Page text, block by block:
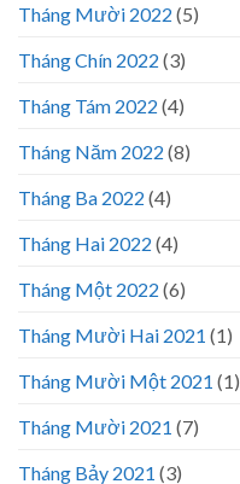
Tháng Mười 2022 (5)
Tháng Chín 2022 (3)
Tháng Tám 2022 (4)
Tháng Năm 2022 (8)
Tháng Ba 2022 (4)
Tháng Hai 2022 (4)
Tháng Một 2022 (6)
Tháng Mười Hai 2021 (1)
Tháng Mười Một 2021 (1)
Tháng Mười 2021 (7)
Tháng Bảy 2021 (3)